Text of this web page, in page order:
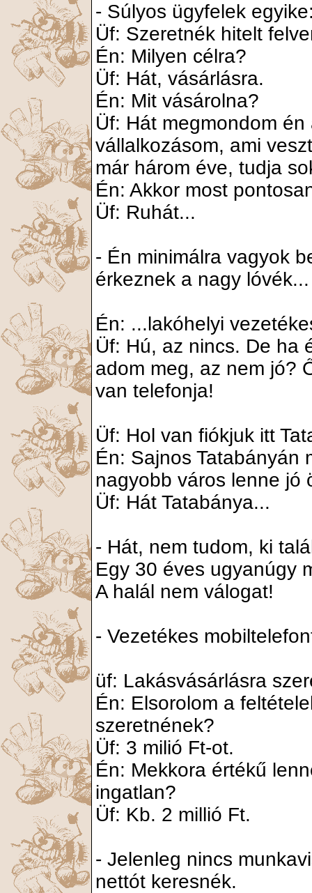
- Súlyos ügyfelek
Üf: Szeretnék hitelt
Én: Milyen célra?
Üf: Hát, vásárlásra.
Én: Mit vásárolna?
Üf: Hát megmondom
vállalkozásom, ami
már három éve, tudja
Én: Akkor most
Üf: Ruhát...
- Én minimálra vagyok
érkeznek a nagy lóvék...
Én: ...lakóhelyi
Üf: Hú, az nincs. De ha
adom meg, az nem jó?
van telefonja!
Üf: Hol van fiókjuk itt
Én: Sajnos Tatabányán
nagyobb város lenne jó
Üf: Hát Tatabánya...
- Hát, nem tudom, ki
Egy 30 éves ugyanúgy
A halál nem válogat!
- Vezetékes
üf: Lakásvásárlásra
Én: Elsorolom a
szeretnének?
Üf: 3 milió Ft-ot.
Én: Mekkora értékű
ingatlan?
Üf: Kb. 2 millió Ft.
- Jelenleg nincs
nettót keresnék.